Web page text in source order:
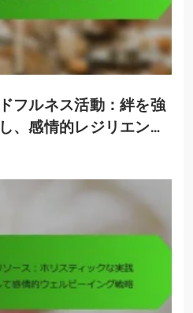
フルネス活動：絆を強
、感情的レジリエンス